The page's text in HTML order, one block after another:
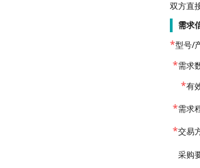
双方直
需求
型号/
需求
有
需求
交易
采购